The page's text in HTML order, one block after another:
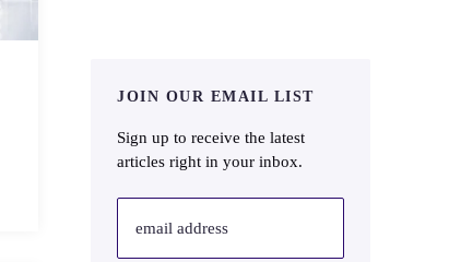
JOIN OUR EMAIL LIST
Sign up to receive the latest
articles right in your inbox.
email address